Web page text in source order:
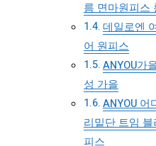
름 면마원피스
데일로엔
어 원피스
ANYOU가
성 가을
ANYOU
리밑단 트임
피스